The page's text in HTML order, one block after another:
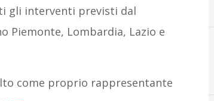
gli interventi previsti dal
Piemonte, Lombardia, Lazio e
come proprio rappresentante